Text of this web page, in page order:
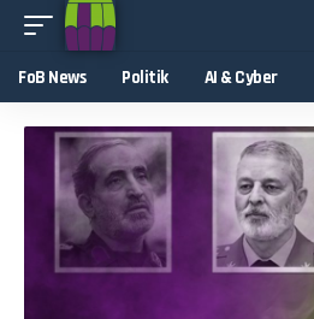
FoB News Politik AI & Cyber